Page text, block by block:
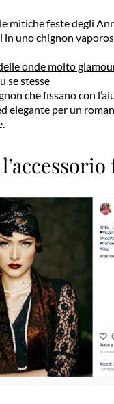
mitiche feste degli
in uno chignon
onde molto
se stesse
che fissano con
elegante per un